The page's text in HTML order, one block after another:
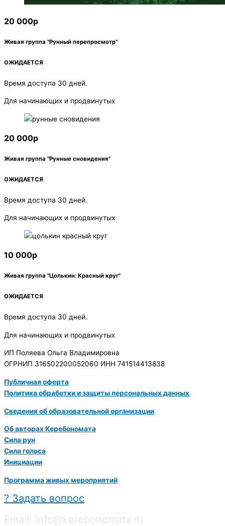
20 000р
Живая группа "Рунный перепросмотр"
ОЖИДАЕТСЯ
Время доступа 30 дней.
Для начинающих и продвинутых
20 000р
Живая группа "Рунные сновидения"
ОЖИДАЕТСЯ
Время доступа 30 дней.
Для начинающих и продвинутых
10 000р
Живая группа "Цолькин: Красный круг"
ОЖИДАЕТСЯ
Время доступа 30 дней.
Для начинающих и продвинутых
ИП Поляева Ольга Владимировна
ОГРНИП 316502200052060 ИНН 741514413838
Публичная оферта
Политика обработки и защиты персональных данных
Сведения об образовательной организации
Об авторах Керебономата
Сила рун
Сила голоса
Инициации
Программа живых мероприятий
? Задать вопрос
Email: info@kerebonomata.ru